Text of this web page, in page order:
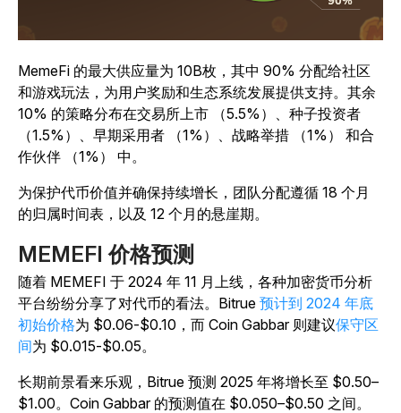
MemeFi 的最大供应量为 10B枚，其中 90% 分配给社区
和游戏玩法，为用户奖励和生态系统发展提供支持。其余
10% 的策略分布在交易所上市 （5.5%）、种子投资者
（1.5%）、早期采用者 （1%）、战略举措 （1%） 和合
作伙伴 （1%） 中。
为保护代币价值并确保持续增长，团队分配遵循 18 个月
的归属时间表，以及 12 个月的悬崖期。
MEMEFI 价格预测
随着 MEMEFI 于 2024 年 11 月上线，各种加密货币分析
平台纷纷分享了对代币的看法。Bitrue 预计到 2024 年底
初始价格为 $0.06-$0.10，而 Coin Gabbar 则建议保守区
间为 $0.015-$0.05。
长期前景看来乐观，Bitrue 预测 2025 年将增长至 $0.50–
$1.00。Coin Gabbar 的预测值在 $0.050–$0.50 之间。